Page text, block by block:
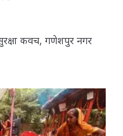
कवच, गणेशपुर नगर